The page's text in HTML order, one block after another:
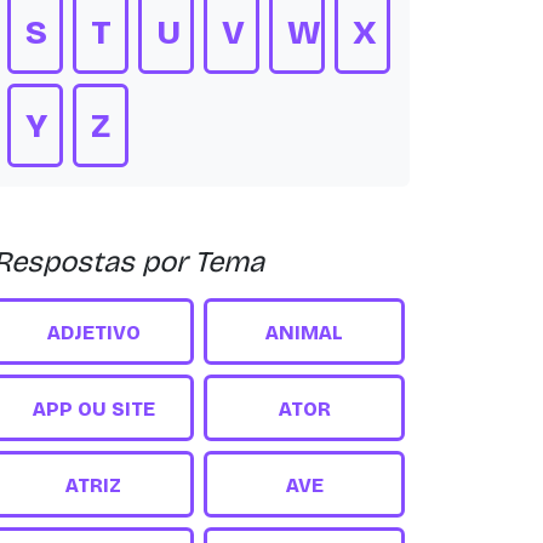
S T U V W X
Y Z
por Tema
ADJETIVO ANIMAL
APP OU SITE ATOR
ATRIZ AVE